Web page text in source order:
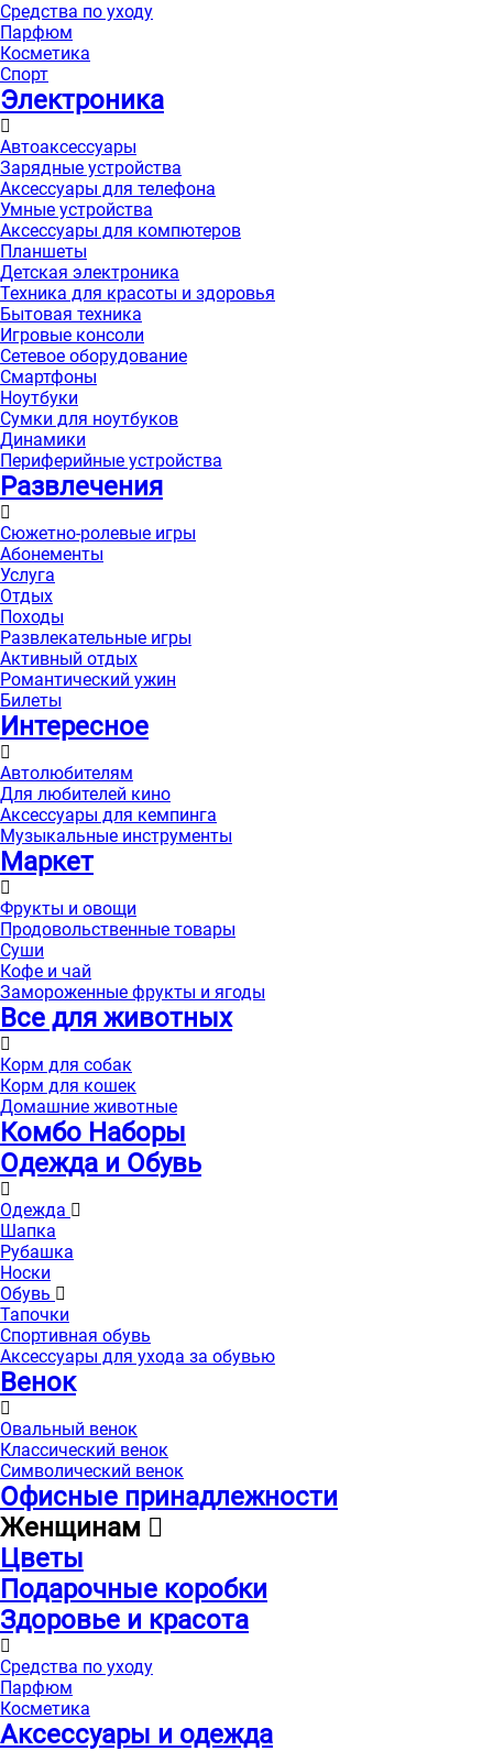
Средства по уходу
Парфюм
Косметика
Спорт
Электроника
Автоаксессуары
Зарядные устройства
Аксессуары для телефона
Умные устройства
Аксессуары для компютеров
Планшеты
Детская электроника
Техника для красоты и здоровья
Бытовая техника
Игровые консоли
Сетевое оборудование
Смартфоны
Ноутбуки
Сумки для ноутбуков
Динамики
Периферийные устройства
Развлечения
Сюжетно-ролевые игры
Абонементы
Услуга
Отдых
Походы
Развлекательные игры
Активный отдых
Романтический ужин
Билеты
Интересноe
Автолюбителям
Для любителей кино
Аксессуары для кемпинга
Музыкальные инструменты
Маркет
Фрукты и овощи
Продовольственные товары
Суши
Кофе и чай
Замороженные фрукты и ягоды
Все для животных
Корм для собак
Корм для кошек
Домашние животные
Комбо Наборы
Одежда и Обувь
Одежда
Шапка
Рубашка
Носки
Обувь
Тапочки
Спортивная обувь
Аксессуары для ухода за обувью
Венок
Овальный венок
Классический венок
Символический венок
Офисные принадлежности
Женщинам
Цветы
Подарочные коробки
Здоровье и красота
Средства по уходу
Парфюм
Косметика
Аксессуары и одежда